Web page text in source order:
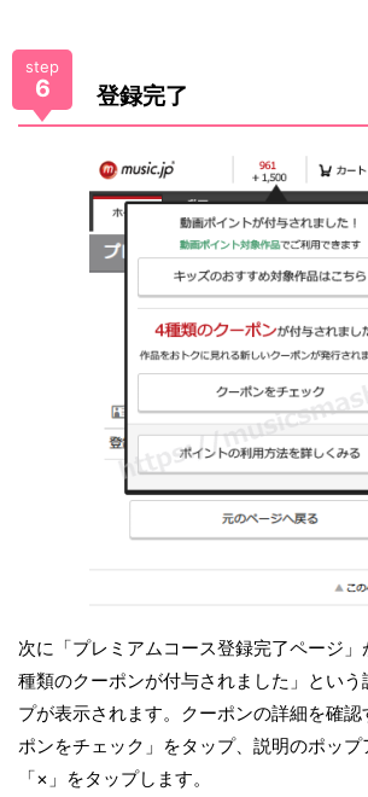
step
6 登録完了
次に「プレミアムコース登録完了ページ」
種類のクーポンが付与されました」という
プが表示されます。クーポンの詳細を確
ポンをチェック」をタップ、説明のポッ
「×」をタップします。